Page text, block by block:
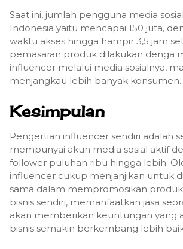
Saat ini, jumlah pengguna media
Indonesia yaitu mencapai 150 juta,
waktu akses hingga hampir 3,5 jam
pemasaran produk dilakukan denga
influencer melalui media sosialnya,
menjangkau lebih banyak konsumen.
Kesimpulan
Pengertian influencer sendiri adalah
mempunyai akun media sosial aktif
follower puluhan ribu hingga lebih.
influencer cukup menjanjikan untuk
sama dalam mempromosikan
bisnis sendiri, memanfaatkan jasa
akan memberikan keuntungan yang
bisnis semakin berkembang lebih